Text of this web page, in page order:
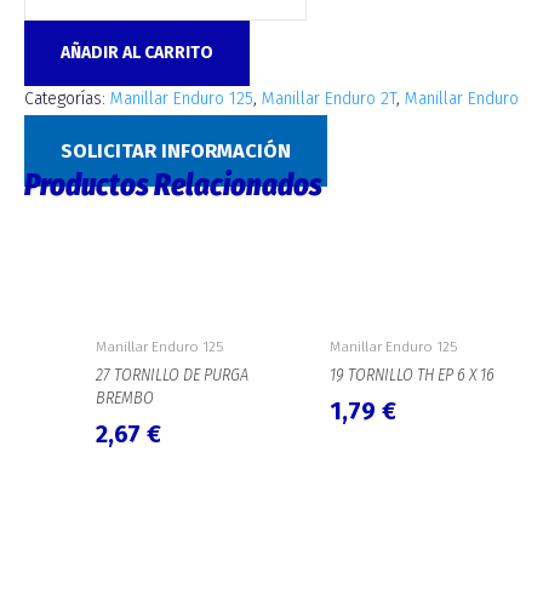
AÑADIR AL CARRITO
Categorías: Manillar Enduro 125, Manillar Enduro 2T, Manillar Enduro
SOLICITAR INFORMACIÓN
Productos Relacionados
Manillar Enduro 125
27 TORNILLO DE PURGA
BREMBO
2,67 €
Manillar Enduro 125
19 TORNILLO TH EP 6 X 16
1,79 €